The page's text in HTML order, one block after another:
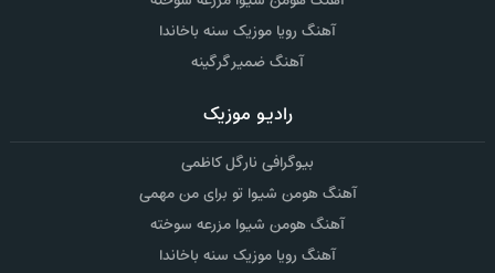
آهنگ رویا موزیک سنه باخاندا
آهنگ ضمیر گرگینه
رادیو موزیک
بیوگرافی نارگل کاظمی
آهنگ هومن شیوا تو برای من مهمی
آهنگ هومن شیوا مزرعه سوخته
آهنگ رویا موزیک سنه باخاندا